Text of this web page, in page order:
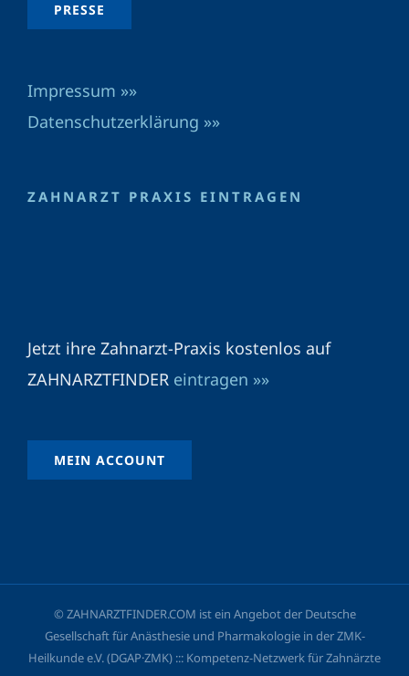
PRESSE
Impressum »»
Datenschutzerklärung »»
ZAHNARZT PRAXIS EINTRAGEN
Jetzt ihre Zahnarzt-Praxis kostenlos auf
ZAHNARZTFINDER eintragen »»
MEIN ACCOUNT
© ZAHNARZTFINDER.COM ist ein Angebot der Deutsche
Gesellschaft für Anästhesie und Pharmakologie in der ZMK-
Heilkunde e.V. (DGAP·ZMK) ::: Kompetenz-Netzwerk für Zahnärzte